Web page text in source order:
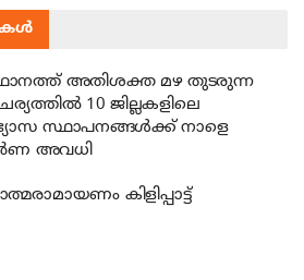
അതിശക്ത മഴ തുടരുന്ന
10 ജില്ലകളിലെ
സ്ഥാപനങ്ങൾക്ക് നാളെ
അവധി
കിളിപ്പാട്ട്